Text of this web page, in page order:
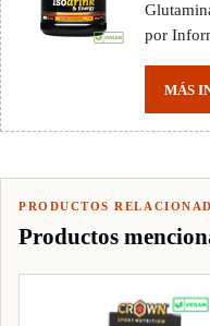
por
MÁS
PRODUCTOS
Productos